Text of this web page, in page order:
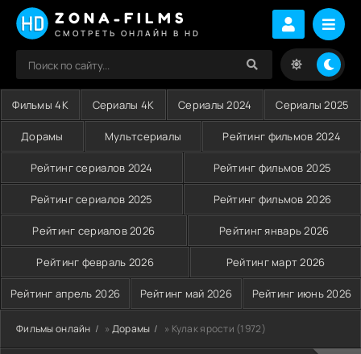
ZONA-FILMS
СМОТРЕТЬ ОНЛАЙН В HD
Фильмы 4K Сериалы 4K Сериалы 2024 Сериалы 2025
Дорамы Мультсериалы Рейтинг фильмов 2024
Рейтинг сериалов 2024 Рейтинг фильмов 2025
Рейтинг сериалов 2025 Рейтинг фильмов 2026
Рейтинг сериалов 2026 Рейтинг январь 2026
Рейтинг февраль 2026 Рейтинг март 2026
Рейтинг апрель 2026 Рейтинг май 2026 Рейтинг июнь 2026
Фильмы онлайн » Дорамы » Кулак ярости (1972)